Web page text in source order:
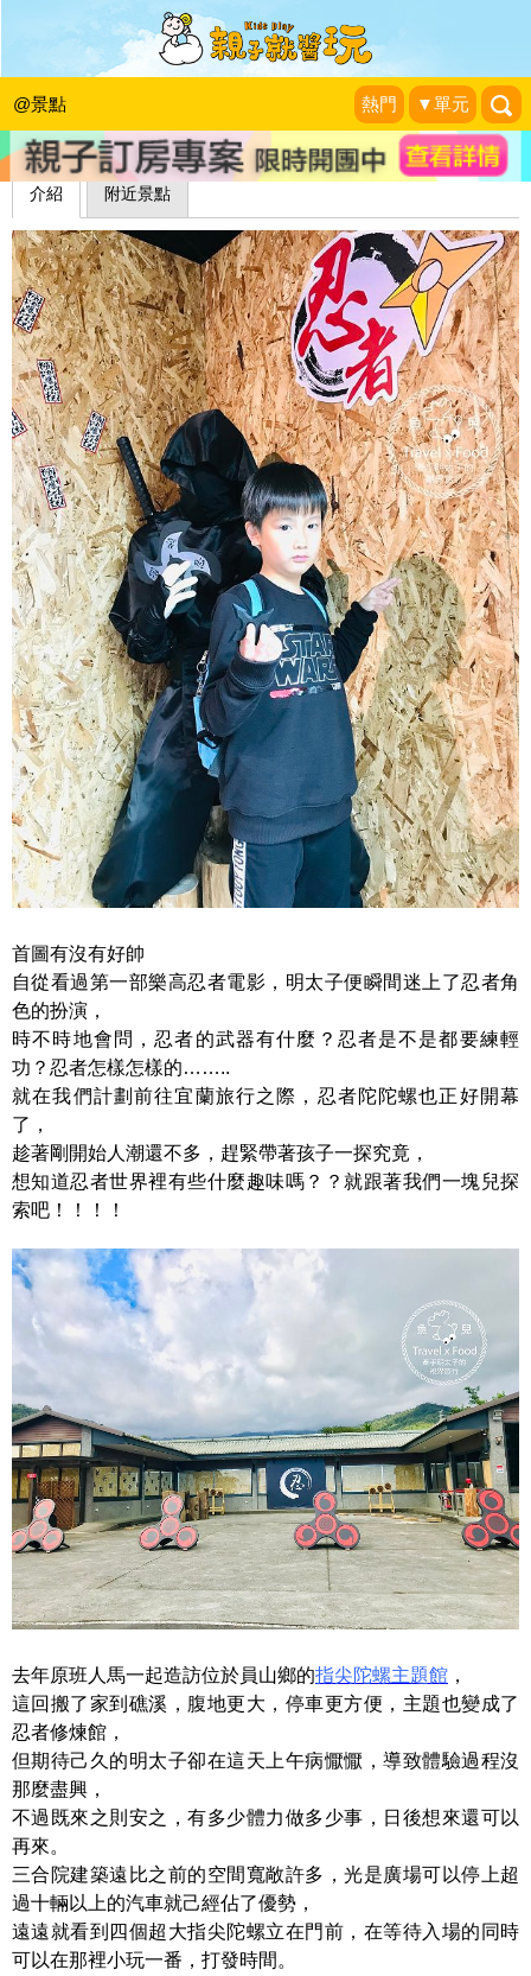
@景點 熱門 ▼單元
賀！看我們忍術無敵～宜蘭忍者陀陀螺
魚兒 x 牽手明太子的「視」界旅行 2019-12-21
介紹 附近景點
首圖有沒有好帥
自從看過第一部樂高忍者電影，明太子便瞬間迷上了忍者角
色的扮演，
時不時地會問，忍者的武器有什麼？忍者是不是都要練輕
功？忍者怎樣怎樣的……..
就在我們計劃前往宜蘭旅行之際，忍者陀陀螺也正好開幕
了，
趁著剛開始人潮還不多，趕緊帶著孩子一探究竟，
想知道忍者世界裡有些什麼趣味嗎？？就跟著我們一塊兒探
索吧！！！！
去年原班人馬一起造訪位於員山鄉的指尖陀螺主題館 ，
這回搬了家到礁溪，腹地更大，停車更方便，主題也變成了
忍者修煉館，
但期待己久的明太子卻在這天上午病懨懨，導致體驗過程沒
那麼盡興，
不過既來之則安之，有多少體力做多少事，日後想來還可以
再來。
三合院建築遠比之前的空間寬敞許多，光是廣場可以停上超
過十輛以上的汽車就己經佔了優勢，
遠遠就看到四個超大指尖陀螺立在門前，在等待入場的同時
可以在那裡小玩一番，打發時間。